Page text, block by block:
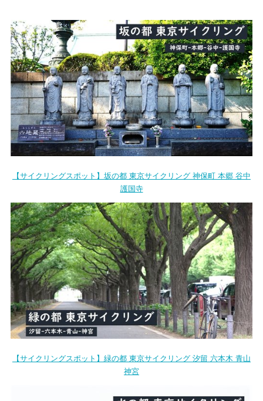
【サイクリングスポット】坂の都 東京サイクリング 神保町 本郷 谷中
護国寺
【サイクリングスポット】緑の都 東京サイクリング 汐留 六本木 青山
神宮